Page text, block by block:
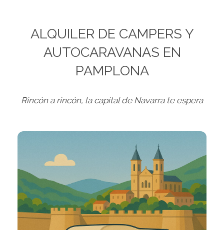
ALQUILER DE CAMPERS Y
AUTOCARAVANAS EN
PAMPLONA
Rincón a rincón, la capital de Navarra te espera